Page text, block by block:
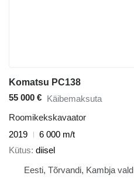
Komatsu PC138
55 000 € Käibemaksuta
Roomikekskavaator
2019
6 000 m/t
Kütus diisel
Eesti, Tõrvandi, Kambja vald